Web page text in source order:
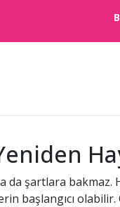
da şartlara bakmaz.
başlangıcı olabilir.